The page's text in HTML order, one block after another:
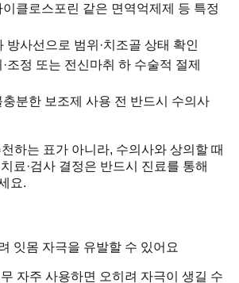
클로스포린 같은 면역억제제 등 특정
방사선으로 범위·치조골 상태 확인
조정 또는 전신마취 하 수술적 절제
충분한 보조제 사용 전 반드시 수의사
하는 표가 아니라, 수의사와 상의할 때
료·검사 결정은 반드시 진료를 통해
요.
잇몸 자극을 유발할 수 있어요
자주 사용하면 오히려 자극이 생길 수